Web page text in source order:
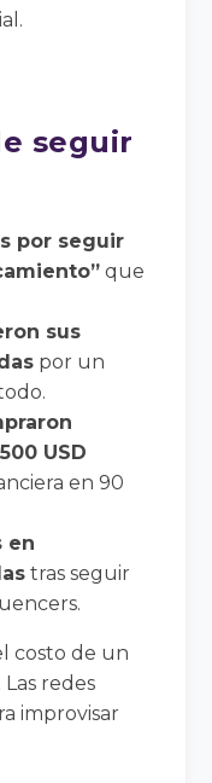
seguir
por seguir
que
sus
por un
USD
en 90
en
tras seguir
costo de un
redes
improvisar